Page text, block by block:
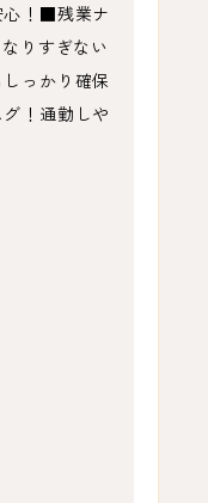
！■残業ナ
りすぎない
っかり確保
！通勤しや